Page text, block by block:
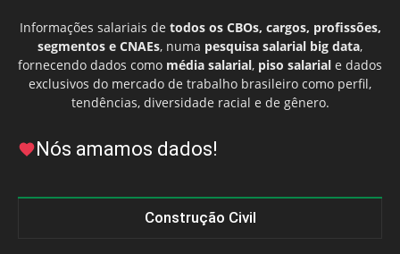
Informações salariais de todos os CBOs, cargos, profissões,
segmentos e CNAEs, numa pesquisa salarial big data,
fornecendo dados como média salarial, piso salarial e dados
exclusivos do mercado de trabalho brasileiro como perfil,
tendências, diversidade racial e de gênero.
Nós amamos dados!
Construção Civil